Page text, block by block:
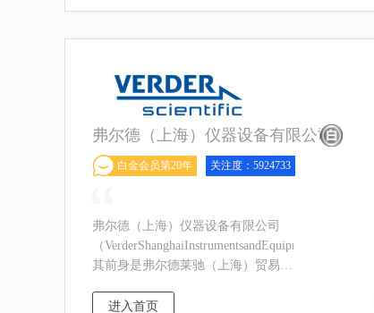
符合GMP
弗尔德（上海）仪器设备有限公司
白金会员第20年 关注度：5924733
弗尔德（上海）仪器设备有限公司
（VerderShanghaiInstrumentsandEquipmentCo.,Ltd.）
其前身是弗尔德莱驰（上海）贸易有
（VerderGroup
进入首页